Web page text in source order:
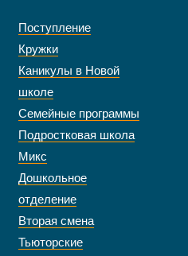
Поступление
Кружки
Каникулы в Новой
школе
Семейные программы
Подростковая школа
Микс
Дошкольное
отделение
Вторая смена
Тьюторские